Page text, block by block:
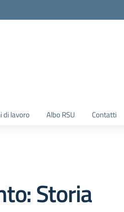
di lavoro Albo RSU Contatti
Storia